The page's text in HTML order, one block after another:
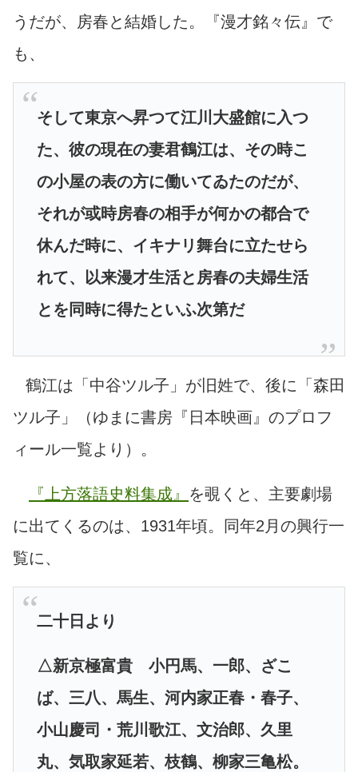
うだが、房春と結婚した。『漫才銘々伝』で
も、
そして東京へ昇つて江川大盛館に入つ
た、彼の現在の妻君鶴江は、その時こ
の小屋の表の方に働いてゐたのだが、
それが或時房春の相手が何かの都合で
休んだ時に、イキナリ舞台に立たせら
れて、以来漫才生活と房春の夫婦生活
とを同時に得たといふ次第だ
鶴江は「中谷ツル子」が旧姓で、後に「森田
ツル子」（ゆまに書房『日本映画』のプロフ
ィール一覧より）。
『上方落語史料集成』 を覗くと、主要劇場
に出てくるのは、1931年頃。同年2月の興行一
覧に、
二十日より
△新京極富貴 小円馬、一郎、ざこ
ば、三八、馬生、河内家正春・春子、
小山慶司・荒川歌江、文治郎、久里
丸、気取家延若、枝鶴、柳家三亀松。